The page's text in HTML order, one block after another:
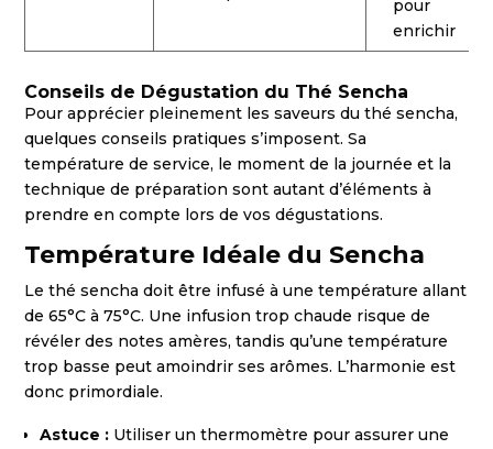
pour
enrichir
Conseils de Dégustation du Thé Sencha
Pour apprécier pleinement les saveurs du thé sencha,
quelques conseils pratiques s’imposent. Sa
température de service, le moment de la journée et la
technique de préparation sont autant d’éléments à
prendre en compte lors de vos dégustations.
Température Idéale du Sencha
Le thé sencha doit être infusé à une température allant
de 65°C à 75°C. Une infusion trop chaude risque de
révéler des notes amères, tandis qu’une température
trop basse peut amoindrir ses arômes. L’harmonie est
donc primordiale.
Astuce : Utiliser un thermomètre pour assurer une